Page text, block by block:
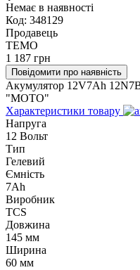
Немає в наявності
Код: 348129
Продавець
TEMO
1 187 грн
Повідомити про наявність
Акумулятор 12V7Ah
"МОТО"
Характеристики товару
Напруга
12 Вольт
Тип
Гелевий
Ємність
7Ah
Виробник
TCS
Довжина
145 мм
Ширина
60 мм